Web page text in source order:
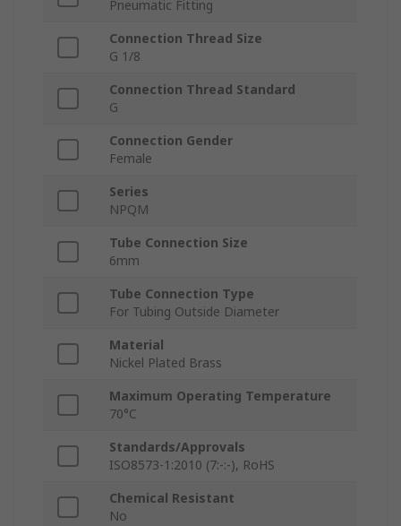
Pneumatic Fitting
Connection Thread Size
G 1/8
Connection Thread Standard
G
Connection Gender
Female
Series
NPQM
Tube Connection Size
6mm
Tube Connection Type
For Tubing Outside Diameter
Material
Nickel Plated Brass
Maximum Operating Temperature
70°C
Standards/Approvals
ISO8573-1:2010 (7:-:-), RoHS
Chemical Resistant
No